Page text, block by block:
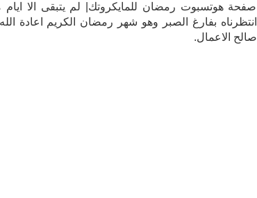
صفحة هوتسبوت رمضان للمايكروتك| لم يتبقى الا
انتظرناه بفارغ الصبر وهو شهر رمضان الكريم اعادة
صالح الاعمال.